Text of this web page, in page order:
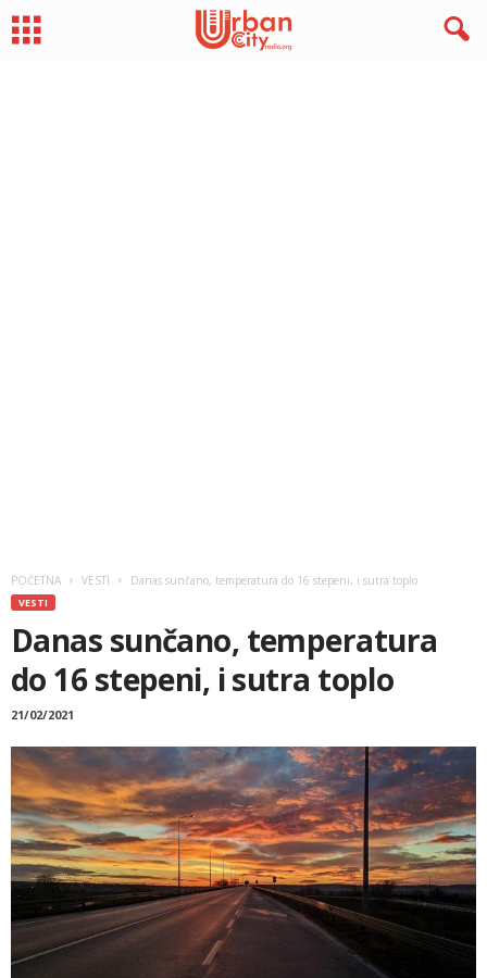
POČETNA VESTI Danas sunčano, temperatura do 16 stepeni, i sutra toplo
VESTI
Danas sunčano, temperatura
do 16 stepeni, i sutra toplo
21/02/2021